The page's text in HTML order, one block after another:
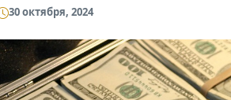
30 октября, 2024